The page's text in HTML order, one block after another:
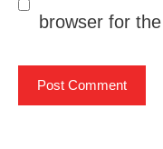
browser for